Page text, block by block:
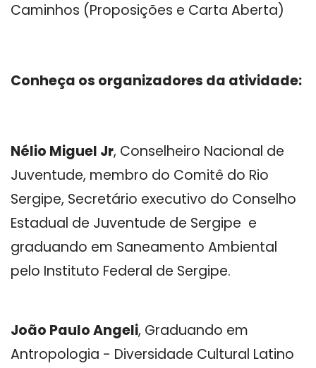
Caminhos (Proposições e Carta Aberta)
Conheça os organizadores da atividade:
Nélio Miguel Jr, Conselheiro Nacional de
Juventude, membro do Comitê do Rio
Sergipe, Secretário executivo do Conselho
Estadual de Juventude de Sergipe e
graduando em Saneamento Ambiental
pelo Instituto Federal de Sergipe.
João Paulo Angeli, Graduando em
Antropologia - Diversidade Cultural Latino